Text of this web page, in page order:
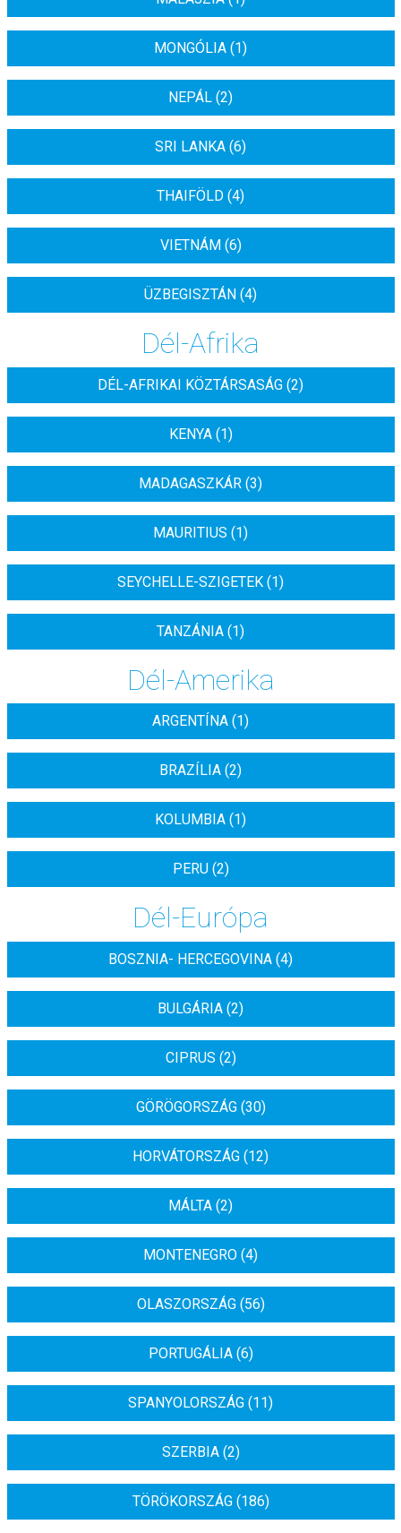
MONGÓLIA (1)
NEPÁL (2)
SRI LANKA (6)
THAIFÖLD (4)
VIETNÁM (6)
ÜZBEGISZTÁN (4)
Dél-Afrika
DÉL-AFRIKAI KÖZTÁRSASÁG (2)
KENYA (1)
MADAGASZKÁR (3)
MAURITIUS (1)
SEYCHELLE-SZIGETEK (1)
TANZÁNIA (1)
Dél-Amerika
ARGENTÍNA (1)
BRAZÍLIA (2)
KOLUMBIA (1)
PERU (2)
Dél-Európa
BOSZNIA- HERCEGOVINA (4)
BULGÁRIA (2)
CIPRUS (2)
GÖRÖGORSZÁG (30)
HORVÁTORSZÁG (12)
MÁLTA (2)
MONTENEGRO (4)
OLASZORSZÁG (56)
PORTUGÁLIA (6)
SPANYOLORSZÁG (11)
SZERBIA (2)
TÖRÖKORSZÁG (186)